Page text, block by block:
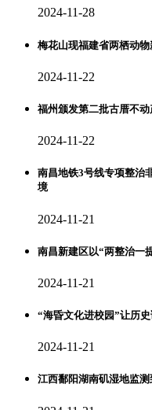
2024-11-28
梅花山现福建省两栖动
2024-11-22
福州颁发第二批古厝不
2024-11-22
南昌地铁3号线专项整治
境
2024-11-21
南昌新建区以“两整治一
2024-11-21
“海昏文化进校园”让历
2024-11-21
江西鄱阳湖南矶湿地监